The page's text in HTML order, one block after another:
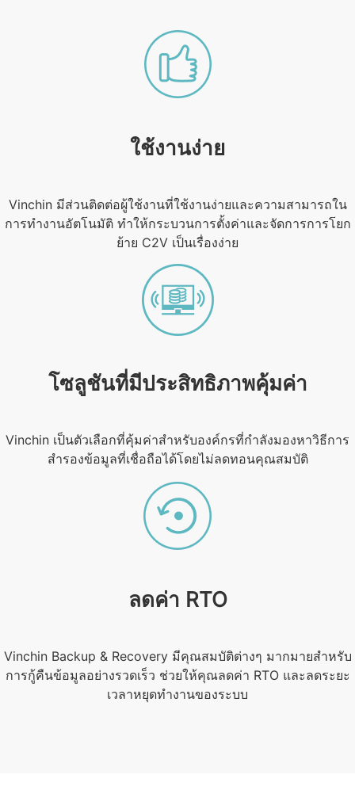
ใช้งานง่าย
Vinchin มีส่วนติดต่อผู้ใช้งานที่ใช้งานง่ายและความสามารถใน
การทำงานอัตโนมัติ ทำให้กระบวนการตั้งค่าและจัดการการโยก
ย้าย C2V เป็นเรื่องง่าย
โซลูชันที่มีประสิทธิภาพคุ้มค่า
Vinchin เป็นตัวเลือกที่คุ้มค่าสำหรับองค์กรที่กำลังมองหาวิธีการ
สำรองข้อมูลที่เชื่อถือได้โดยไม่ลดทอนคุณสมบัติ
ลดค่า RTO
Vinchin Backup & Recovery มีคุณสมบัติต่างๆ มากมายสำหรับ
การกู้คืนข้อมูลอย่างรวดเร็ว ช่วยให้คุณลดค่า RTO และลดระยะ
เวลาหยุดทำงานของระบบ